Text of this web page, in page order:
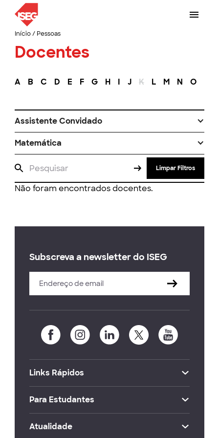
Início/ Pessoas
Docentes
A B C D E F G H I J K L M N O
Assistente Convidado
Matemática
Limpar Filtros
Não foram encontrados docentes.
Subscreva a newsletter do ISEG
Links Rápidos
Para Estudantes
Atualidade